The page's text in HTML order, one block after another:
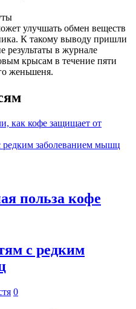
улучшать обмен веществ
К такому выводу пришли
результаты в журнале
крысам в течение пяти
женьшеня.
как кофе защищает от
редким заболеванием мышц
польза кофе
с редким
0